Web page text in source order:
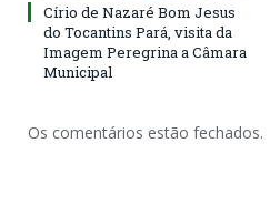
Círio de Nazaré Bom Jesus
do Tocantins Pará, visita da
Imagem Peregrina a Câmara
Municipal
Os comentários estão fechados.